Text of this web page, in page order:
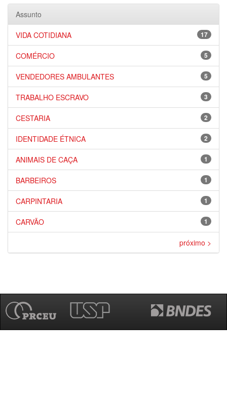
Assunto
17
VIDA COTIDIANA
5
COMÉRCIO
5
VENDEDORES AMBULANTES
3
TRABALHO ESCRAVO
2
CESTARIA
2
IDENTIDADE ÉTNICA
1
ANIMAIS DE CAÇA
1
BARBEIROS
1
CARPINTARIA
1
CARVÃO
próximo >